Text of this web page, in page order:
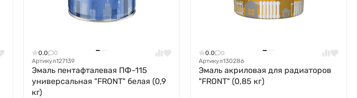
0.0
0
Артикул127139
Эмаль пентафталевая ПФ-115
универсальная "FRONT" белая (0,9
кг)
0.0
0
Артикул130286
Эмаль акриловая для радиаторов
"FRONT" (0,85 кг)